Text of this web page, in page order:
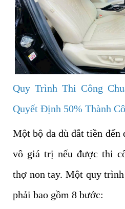
Quy Trình Thi Công
Quyết Định 50% Thành
Một bộ da dù đắt tiền đến
vô giá trị nếu được thi
thợ non tay. Một quy
phải bao gồm 8 bước: